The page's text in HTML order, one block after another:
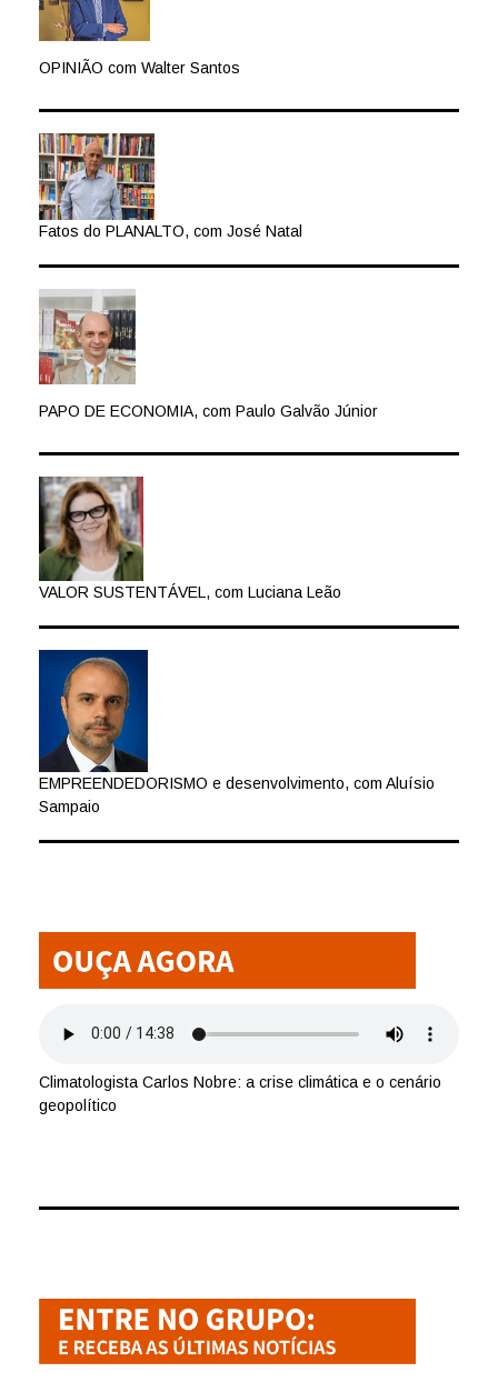
OPINIÃO com Walter Santos
Fatos do PLANALTO, com José Natal
PAPO DE ECONOMIA, com Paulo Galvão Júnior
VALOR SUSTENTÁVEL, com Luciana Leão
EMPREENDEDORISMO e desenvolvimento, com Aluísio
Sampaio
Climatologista Carlos Nobre: a crise climática e o cenário
geopolítico